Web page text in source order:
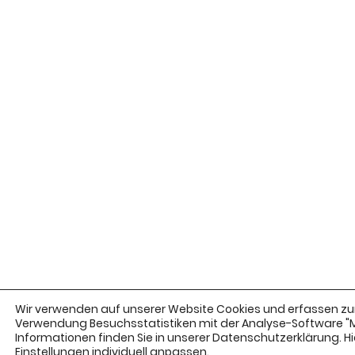
Wir verwenden auf unserer Website Cookies und erfassen
Verwendung Besuchsstatistiken mit der Analyse-Software
Informationen finden Sie in unserer Datenschutzerklärung.
Einstellungen individuell anpassen.